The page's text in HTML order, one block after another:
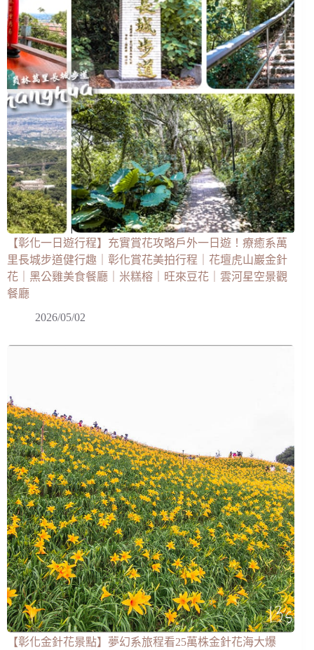
【彰化一日遊行程】充實賞花攻略戶外一日遊！療癒系萬
里長城步道健行趣｜彰化賞花美拍行程｜花壇虎山巖金針
花｜黑公雞美食餐廳｜米糕榕｜旺來豆花｜雲河星空景觀
餐廳
2026/05/02
【彰化金針花景點】夢幻系旅程看25萬株金針花海大爆